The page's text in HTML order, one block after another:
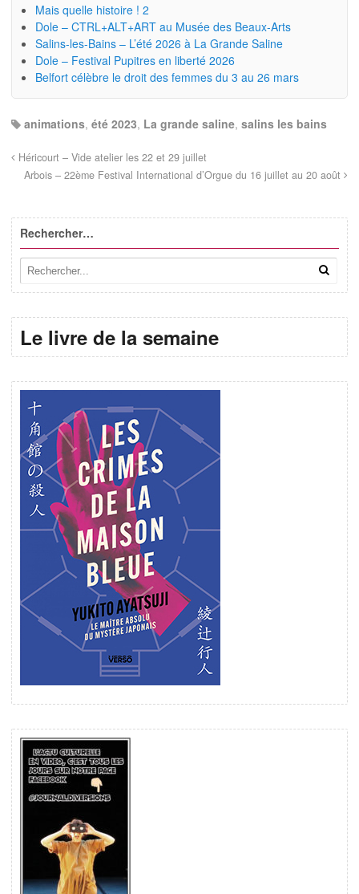
Mais quelle histoire ! 2
Dole – CTRL+ALT+ART au Musée des Beaux-Arts
Salins-les-Bains – L’été 2026 à La Grande Saline
Dole – Festival Pupitres en liberté 2026
Belfort célèbre le droit des femmes du 3 au 26 mars
animations, été 2023, La grande saline, salins les bains
Héricourt – Vide atelier les 22 et 29 juillet
Arbois – 22ème Festival International d’Orgue du 16 juillet au 20 août
Rechercher…
Le livre de la semaine